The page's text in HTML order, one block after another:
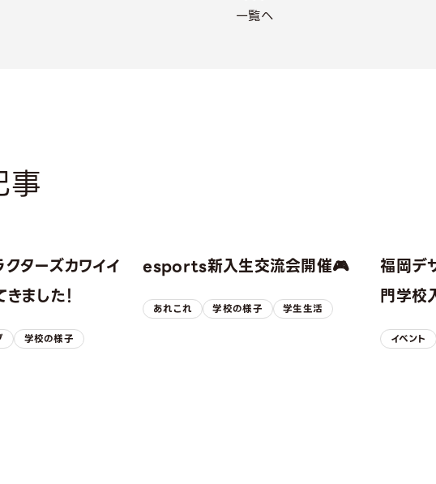
一覧へ
事
ターズカワイイ
ました！
学校の様子
esports新入生交流会開催🎮
あれこれ 学校の様子 学生生活
福岡デ
門学校
イベント